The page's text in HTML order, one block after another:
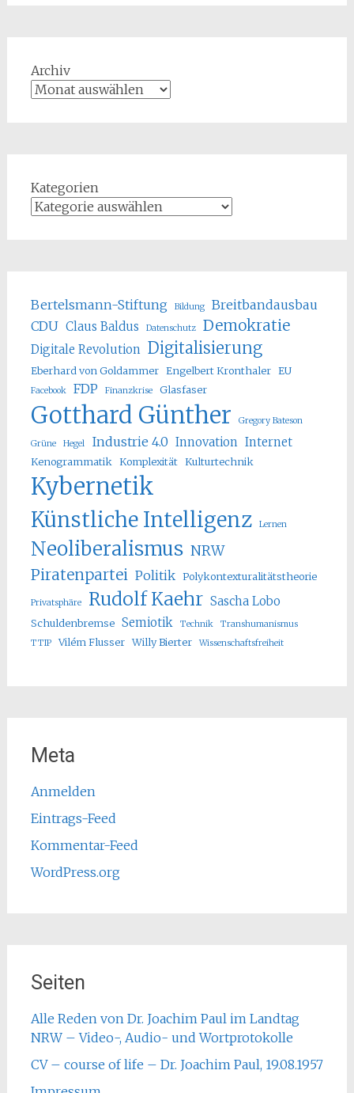
Archiv
Kategorien
Bertelsmann-Stiftung Bildung
Breitbandausbau
CDU Claus Baldus Datenschutz Demokratie
Digitale Revolution Digitalisierung
Eberhard von Goldammer Engelbert Kronthaler EU
Facebook FDP Finanzkrise Glasfaser
Gotthard Günther Gregory Bateson
Grüne Hegel Industrie 4.0 Innovation Internet
Kenogrammatik Komplexität Kulturtechnik
Kybernetik
Künstliche Intelligenz Lernen
Neoliberalismus NRW
Piratenpartei Politik Polykontexturalitätstheorie
Privatsphäre Rudolf Kaehr Sascha Lobo
Schuldenbremse Semiotik Technik
Transhumanismus
TTIP
Vilém Flusser Willy Bierter Wissenschaftsfreiheit
Meta
Anmelden
Eintrags-Feed
Kommentar-Feed
WordPress.org
Seiten
Alle Reden von Dr. Joachim Paul im Landtag
NRW – Video-, Audio- und Wortprotokolle
CV – course of life – Dr. Joachim Paul, 19.08.1957